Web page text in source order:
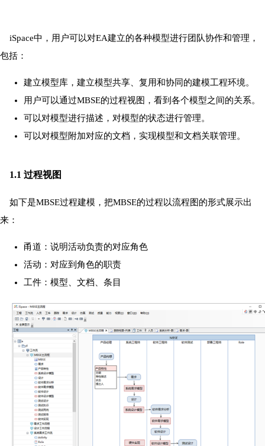
iSpace中，用户可以对EA建立的各种模型进行团队协作和管理，
包括：
建立模型库，建立模型共享、复用和协同的建模工程环境。
用户可以通过MBSE的过程视图，看到各个模型之间的关系。
可以对模型进行描述，对模型的状态进行管理。
可以对模型附加对应的文档，实现模型和文档关联管理。
1.1 过程视图
如下是MBSE过程建模，把MBSE的过程以流程图的形式展示出
来：
甬道：说明活动负责的对应角色
活动：对应到角色的职责
工件：模型、文档、条目